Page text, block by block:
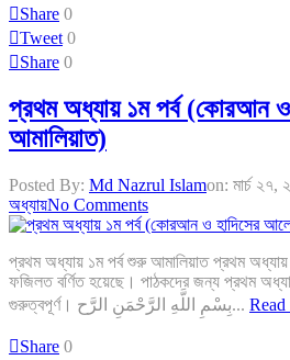
Share 0
Tweet 0
Share 0
প্রথম অধ্যায় ১ম পর্ব (কোরআন
আমালিয়াত)
Posted By: Md Nazrul Islamon: মার্চ ২৭,
অধ্যায়No Comments
প্রথম অধ্যায় ১ম পর্ব শুরু আমালিয়াত প্রথম অধ্যায়
ফজিলত বর্ণিত হয়েছে। পাঠকদের জন্য প্রথম
গুরুত্বপূর্ণ। بِسْمِ اللَّهِ الرَّحْمَنِ الرَّح... Read
Share 0